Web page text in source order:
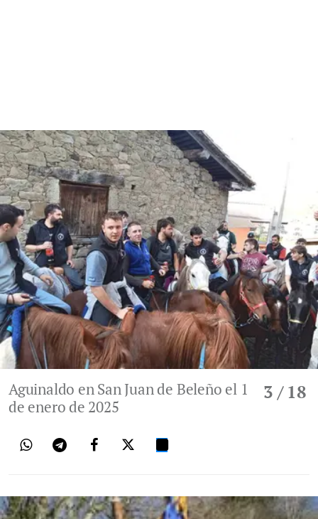
3 / 18
Aguinaldo en San Juan de Beleño el 1
de enero de 2025